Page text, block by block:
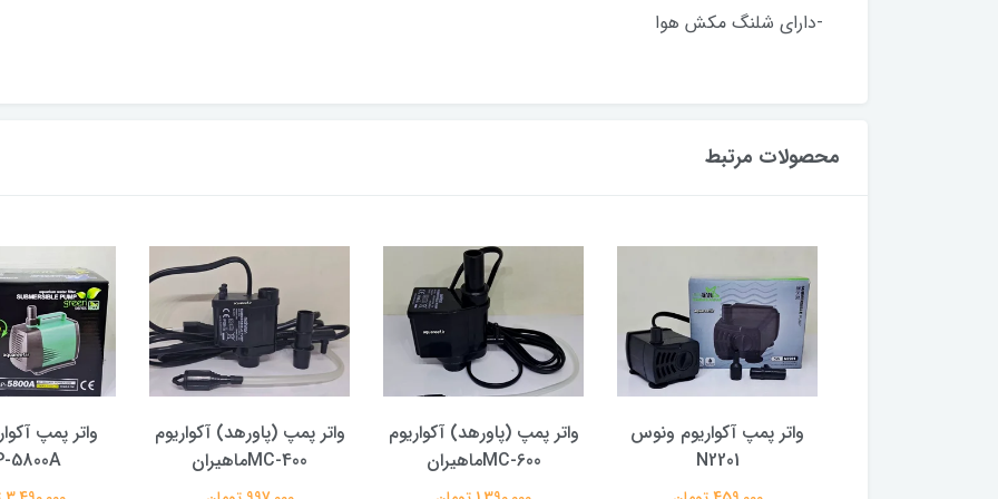
-دارای شلنگ مکش هوا
محصولات مرتبط
واتر پمپ آکواریوم ونوس
N2201
واتر پمپ (پاورهد) آکواریوم
MC-600ماهیران
واتر پمپ (پاورهد) آکواریوم
MC-400ماهیران
واتر پمپ
5800A